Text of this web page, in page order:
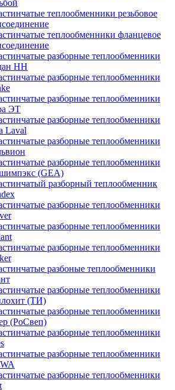
теплообменники резьбовое
теплообменники фланцевое
разборные теплообменники
НН
разборные теплообменники
разборные теплообменники
ЭТ
разборные теплообменники
Laval
разборные теплообменники
разборные теплообменники
(GEA)
разборный теплообменник
разборные теплообменники
разборные теплообменники
разборные теплообменники
разбоные теплообменники
разборные теплообменники
(ТИ)
разборные теплообменники
(РоСвеп)
разборные теплообменники
разборные теплообменники
разборные теплообменники